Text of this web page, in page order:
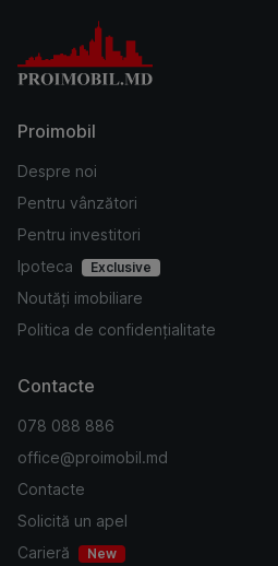
Proimobil
Despre noi
Pentru vânzători
Pentru investitori
Ipoteca
Exclusive
Noutăți imobiliare
Politica de confidențialitate
Contacte
078 088 886
office@proimobil.md
Contacte
Solicită un apel
Carieră
New